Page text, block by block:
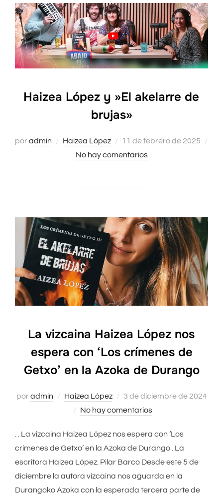
Haizea López y »El akelarre de
brujas»
poradmin Haizea López
Publicado
el
11 de febrero de 2025
No hay comentarios
La vizcaina Haizea López nos
espera con ‘Los crímenes de
Getxo’ en la Azoka de Durango
poradmin Haizea López
Publicado
el
3 de diciembre de 2024
No hay comentarios
. . La vizcaina Haizea López nos espera con ‘Los
crímenes de Getxo’ en la Azoka de Durango . La
escritora Haizea López. Pilar Barco Desde este 5 de
diciembre la autora vizcaina nos aguarda en la
Durangoko Azoka con la esperada tercera parte de